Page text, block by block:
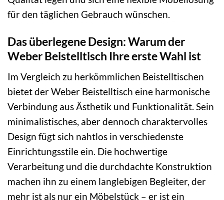
für den täglichen Gebrauch wünschen.
Das überlegene Design: Warum der
Weber Beistelltisch Ihre erste Wahl ist
Im Vergleich zu herkömmlichen Beistelltischen
bietet der Weber Beistelltisch eine harmonische
Verbindung aus Ästhetik und Funktionalität. Sein
minimalistisches, aber dennoch charaktervolles
Design fügt sich nahtlos in verschiedenste
Einrichtungsstile ein. Die hochwertige
Verarbeitung und die durchdachte Konstruktion
machen ihn zu einem langlebigen Begleiter, der
mehr ist als nur ein Möbelstück – er ist ein